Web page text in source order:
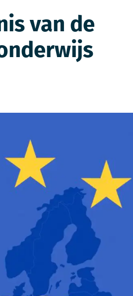
van de